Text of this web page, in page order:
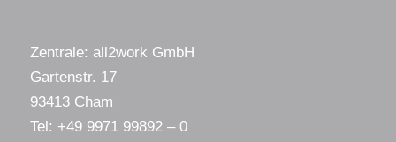
Zentrale: all2work GmbH
Gartenstr. 17
93413 Cham
Tel: +49 9971 99892 – 0